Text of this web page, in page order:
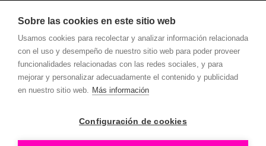
Servicios
Contacto
Políticas
Privacidad
Sobre las cookies en este sitio web
Usamos cookies para recolectar y analizar información relacionada
con el uso y desempeño de nuestro sitio web para poder proveer
funcionalidades relacionadas con las redes sociales, y para
mejorar y personalizar adecuadamente el contenido y publicidad
en nuestro sitio web. Más información
Configuración de cookies